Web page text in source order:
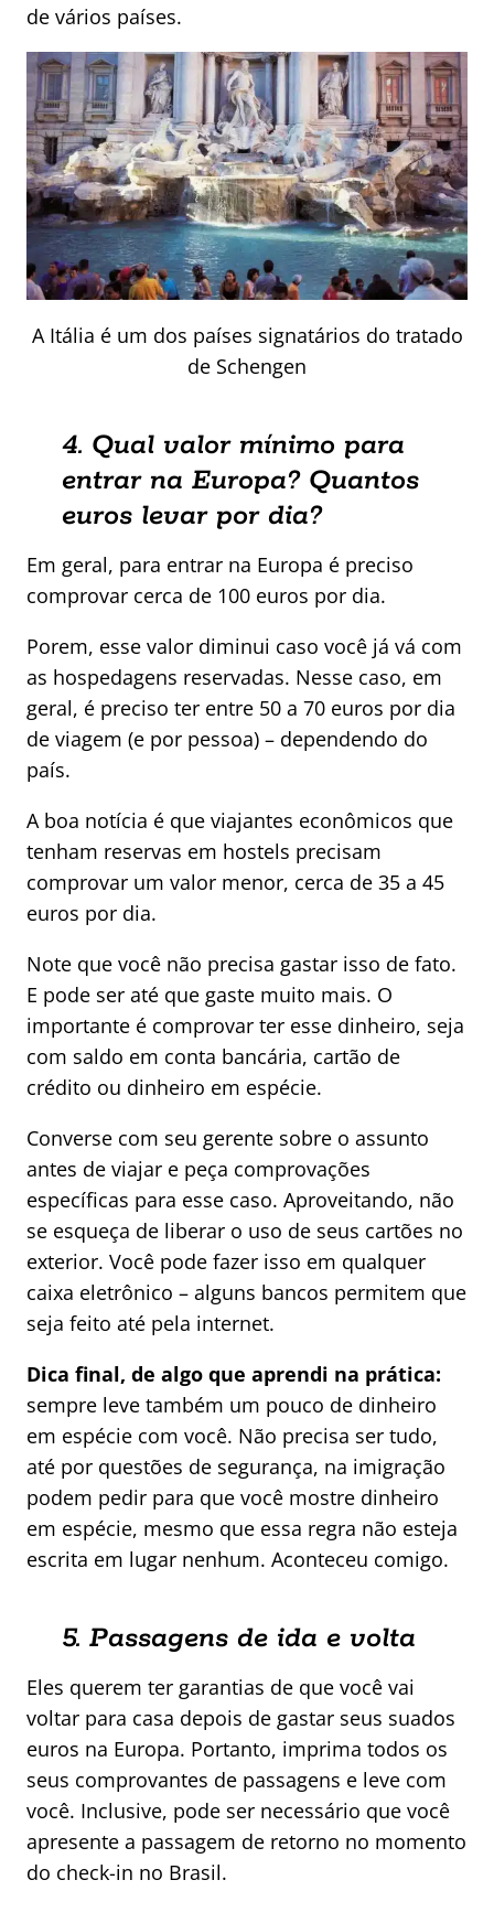
de vários países.
A Itália é um dos países signatários do tratado
de Schengen
4. Qual valor mínimo para
entrar na Europa? Quantos
euros levar por dia?
Em geral, para entrar na Europa é preciso
comprovar cerca de 100 euros por dia.
Porem, esse valor diminui caso você já vá com
as hospedagens reservadas. Nesse caso, em
geral, é preciso ter entre 50 a 70 euros por dia
de viagem (e por pessoa) – dependendo do
país.
A boa notícia é que viajantes econômicos que
tenham reservas em hostels precisam
comprovar um valor menor, cerca de 35 a 45
euros por dia.
Note que você não precisa gastar isso de fato.
E pode ser até que gaste muito mais. O
importante é comprovar ter esse dinheiro, seja
com saldo em conta bancária, cartão de
crédito ou dinheiro em espécie.
Converse com seu gerente sobre o assunto
antes de viajar e peça comprovações
específicas para esse caso. Aproveitando, não
se esqueça de liberar o uso de seus cartões no
exterior. Você pode fazer isso em qualquer
caixa eletrônico – alguns bancos permitem que
seja feito até pela internet.
Dica final, de algo que aprendi na prática:
sempre leve também um pouco de dinheiro
em espécie com você. Não precisa ser tudo,
até por questões de segurança, na imigração
podem pedir para que você mostre dinheiro
em espécie, mesmo que essa regra não esteja
escrita em lugar nenhum. Aconteceu comigo.
5. Passagens de ida e volta
Eles querem ter garantias de que você vai
voltar para casa depois de gastar seus suados
euros na Europa. Portanto, imprima todos os
seus comprovantes de passagens e leve com
você. Inclusive, pode ser necessário que você
apresente a passagem de retorno no momento
do check-in no Brasil.